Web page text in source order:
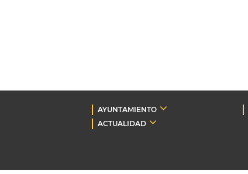
AYUNTAMIENTO
ACTUALIDAD